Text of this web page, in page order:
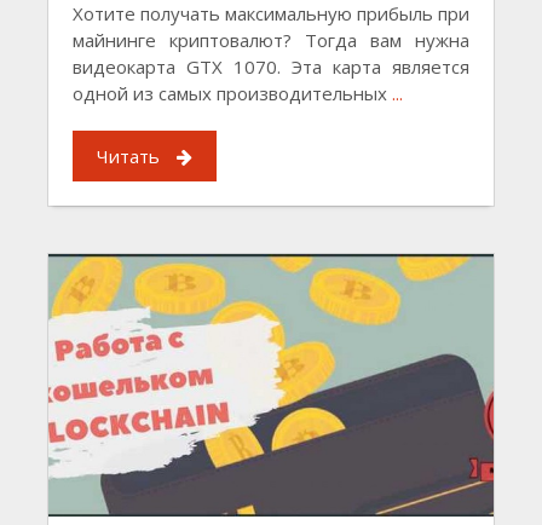
Хотите получать максимальную прибыль при
майнинге криптовалют? Тогда вам нужна
видеокарта GTX 1070. Эта карта является
одной из самых производительных ...
Читать